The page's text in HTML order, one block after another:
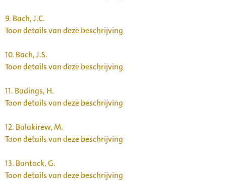
9. Bach, J.C.
Toon details van deze beschrijving
10. Bach, J.S.
Toon details van deze beschrijving
11. Badings, H.
Toon details van deze beschrijving
12. Balakirew, M.
Toon details van deze beschrijving
13. Bantock, G.
Toon details van deze beschrijving